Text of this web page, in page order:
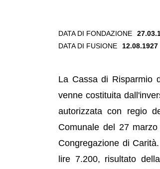
DATA DI FONDAZIONE
DATA DI FUSIONE
12.08.1927
La Cassa di Risparmio
venne costituita
autorizzata con regio
Comunale del 27
Congregazione di
lire 7.200, risultato